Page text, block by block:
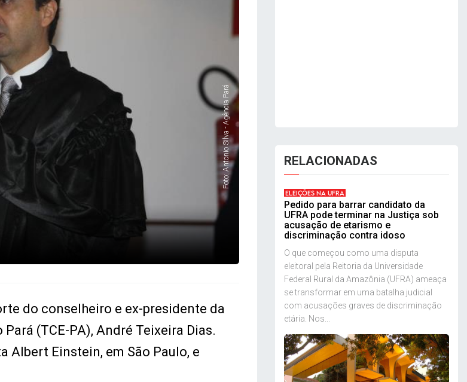
Foto: Antonio Silva - Agência Pará
do conselheiro e ex-presidente da
(TCE-PA), André Teixeira Dias.
Albert Einstein, em São Paulo, e
RELACIONADAS
ELEIÇÕES NA UFRA
Pedido para barrar candidato da
UFRA pode terminar na Justiça sob
acusação de etarismo e
discriminação contra idoso
O que começou como uma disputa
eleitoral pela Reitoria da Universidade
Federal Rural da Amazônia (UFRA) ameaça
se transformar em uma batalha judicial
com acusações graves de discriminação
etária. Nos...